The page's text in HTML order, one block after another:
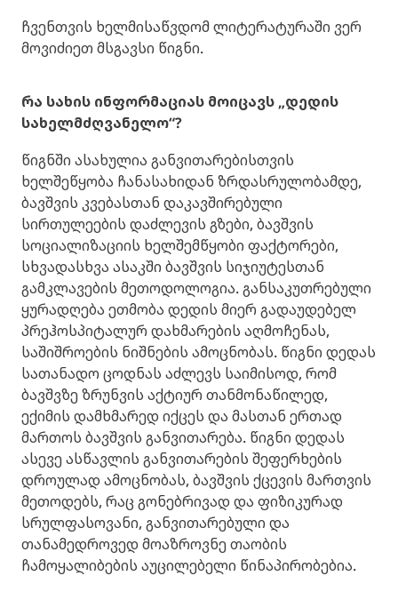
ჩვენთვის ხელმისაწვდომ ლიტერატურაში ვერ
მოვიძიეთ მსგავსი წიგნი.
რა სახის ინფორმაციას მოიცავს „დედის
სახელმძღვანელო“?
წიგნში ასახულია განვითარებისთვის
ხელშეწყობა ჩანასახიდან ზრდასრულობამდე,
ბავშვის კვებასთან დაკავშირებული
სირთულეების დაძლევის გზები, ბავშვის
სოციალიზაციის ხელშემწყობი ფაქტორები,
სხვადასხვა ასაკში ბავშვის სიჯიუტესთან
გამკლავების მეთოდოლოგია. განსაკუთრებული
ყურადღება ეთმობა დედის მიერ გადაუდებელ
პრეჰოსპიტალურ დახმარების აღმოჩენას,
საშიშროების ნიშნების ამოცნობას. წიგნი დედას
სათანადო ცოდნას აძლევს საიმისოდ, რომ
ბავშვზე ზრუნვის აქტიურ თანმონაწილედ,
ექიმის დამხმარედ იქცეს და მასთან ერთად
მართოს ბავშვის განვითარება. წიგნი დედას
ასევე ასწავლის განვითარების შეფერხების
დროულად ამოცნობას, ბავშვის ქცევის მართვის
მეთოდებს, რაც გონებრივად და ფიზიკურად
სრულფასოვანი, განვითარებული და
თანამედროვედ მოაზროვნე თაობის
ჩამოყალიბების აუცილებელი წინაპირობებია.